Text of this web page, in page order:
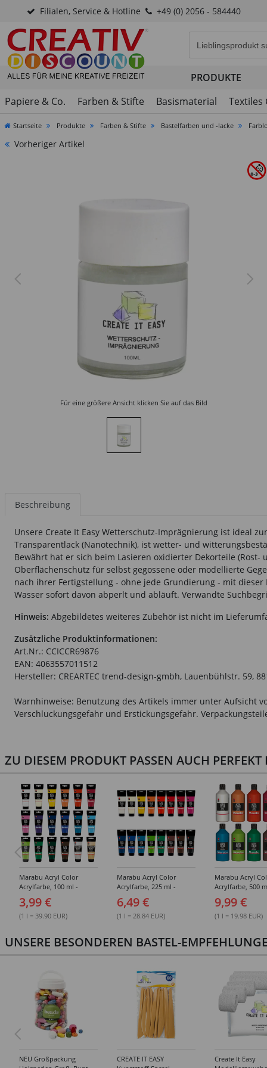
Filialen, Service & Hotline +49 (0) 2056 - 584440
PRODUKTE
Papiere & Co.
Farben & Stifte Basismaterial Textiles
Startseite Produkte Farben & Stifte Bastelfarben und -lacke
Vorheriger Artikel
Für eine größere Ansicht klicken Sie auf das Bild
Beschreibung
Unsere Create It Easy Wetterschutz-Imprägnierung ist ideal
Transparentlack (Nanotechnik), ist wetter- und
Bewährt hat er sich beim Lasieren oxidierter Dekorteile
Oberflächenschutz für selbst gegossene oder modellierte
nach ihrer Fertigstellung - ohne jede Grundierung - mit
Wasser sofort davon abperlt und abläuft. Verwandte
Hinweis: Abgebildetes weiteres Zubehör ist nicht im
Zusätzliche Produktinformationen:
Art.Nr.: CCICCR69876
EAN: 4063557011512
Hersteller: CREARTEC trend-design-gmbh, Lauenbühlstr. 59,
Warnhinweise: Benutzung des Artikels immer unter Aufsicht
Verschluckungsgefahr und Erstickungsgefahr.
ZU DIESEM PRODUKT PASSEN AUCH PERFEKT
Marabu Acryl Color
Acrylfarbe, 100 ml -
Verschiedene Farbtöne
3,99 €
(1 l = 39.90 EUR)
Marabu Acryl Color
Acrylfarbe, 225 ml -
Verschiedene Farbtöne
6,49 €
(1 l = 28.84 EUR)
Marabu Acryl
Acrylfarbe, 500
Verschiedene
9,99 €
(1 l = 19.98 EUR)
UNSERE BESONDEREN BASTEL-
NEU Großpackung
CREATE IT EASY
Create It Easy